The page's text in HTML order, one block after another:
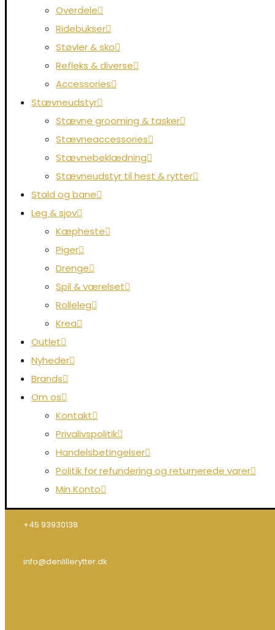
Overdele
Ridebukser
Støvler & sko
Refleks & diverse
Accessories
Stævneudstyr
Stævne grooming & tasker
Stævneaccessories
Stævnebeklædning
Stævneudstyr til hest & rytter
Stald og bane
Leg & sjov
Kæpheste
Piger
Drenge
Spil & værelset
Rolleleg
Krea
Outlet
Nyheder
Brands
Om os
Kontakt
Privalivspolitik
Handelsbetingelser
Politik for refundering og returnerede varer
Min Konto
+45 93930138
info@denlillerytter.dk